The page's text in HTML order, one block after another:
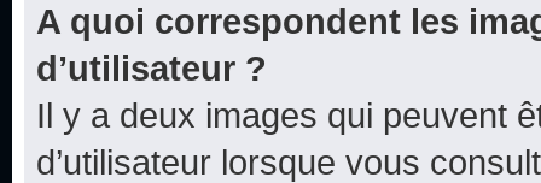
A quoi correspondent les
d’utilisateur ?
Il y a deux images qui peuvent
d’utilisateur lorsque vous